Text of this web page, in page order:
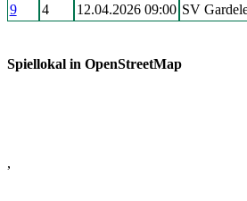
9
4 12.04.2026 09:00 SV
Spiellokal in OpenStreetMap
,